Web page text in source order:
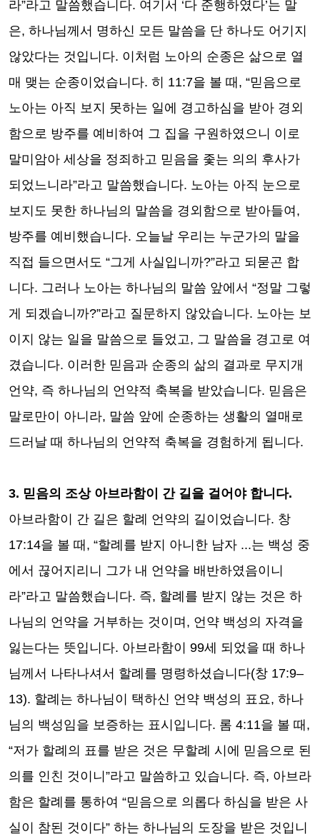
라”라고 말씀했습니다. 여기서 ‘다 준행하였다’는 말
은, 하나님께서 명하신 모든 말씀을 단 하나도 어기지
않았다는 것입니다. 이처럼 노아의 순종은 삶으로 열
매 맺는 순종이었습니다. 히 11:7을 볼 때 , “믿음으로
노아는 아직 보지 못하는 일에 경고하심을 받아 경외
함으로 방주를 예비하여 그 집을 구원하였으니 이로
말미암아 세상을 정죄하고 믿음을 좇는 의의 후사가
되었느니라”라고 말씀했습니다. 노아는 아직 눈으로
보지도 못한 하나님의 말씀을 경외함으로 받아들여 ,
방주를 예비했습니다. 오늘날 우리는 누군가의 말을
직접 들으면서도 “그게 사실입니까?”라고 되묻곤 합
니다. 그러나 노아는 하나님의 말씀 앞에서 “정말 그렇
게 되겠습니까?”라고 질문하지 않았습니다. 노아는 보
이지 않는 일을 말씀으로 들었고, 그 말씀을 경고로 여
겼습니다. 이러한 믿음과 순종의 삶의 결과로 무지개
언약, 즉 하나님의 언약적 축복을 받았습니다. 믿음은
말로만이 아니라, 말씀 앞에 순종하는 생활의 열매로
드러날 때 하나님의 언약적 축복을 경험하게 됩니다.
3. 믿음의 조상 아브라함이 간 길을 걸어야 합니다.
아브라함이 간 길은 할례 언약의 길이었습니다. 창
17:14을 볼 때 , “할례를 받지 아니한 남자 ...는 백성 중
에서 끊어지리니 그가 내 언약을 배반하였음이니
라”라고 말씀했습니다. 즉, 할례를 받지 않는 것은 하
나님의 언약을 거부하는 것이며 , 언약 백성의 자격을
잃는다는 뜻입니다. 아브라함이 99세 되었을 때 하나
님께서 나타나셔서 할례를 명령하셨습니다(창 17:9–
13). 할례는 하나님이 택하신 언약 백성의 표요, 하나
님의 백성임을 보증하는 표시입니다. 롬 4:11을 볼 때 ,
“저가 할례의 표를 받은 것은 무할례 시에 믿음으로 된
의를 인친 것이니 ”라고 말씀하고 있습니다. 즉, 아브라
함은 할례를 통하여 “믿음으로 의롭다 하심을 받은 사
실이 참된 것이다” 하는 하나님의 도장을 받은 것입니